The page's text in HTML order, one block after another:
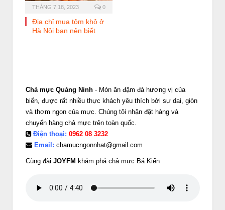
THÁNG 7 18, 2023 0
Địa chỉ mua tôm khô ở
Hà Nội bạn nên biết
Chả mực Quảng Ninh - Món ăn đậm đà hương vị của
biển, được rất nhiều thực khách yêu thích bởi sự dai, giòn
và thơm ngon của mực. Chúng tôi nhận đặt hàng và
chuyển hàng chả mực trên toàn quốc.
Điện thoại: 0962 08 3232
Email: chamucngonnhat@gmail.com
Cùng đài JOYFM khám phá chả mực Bá Kiến